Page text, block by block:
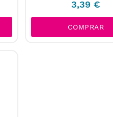
3,39 €
COMPRAR